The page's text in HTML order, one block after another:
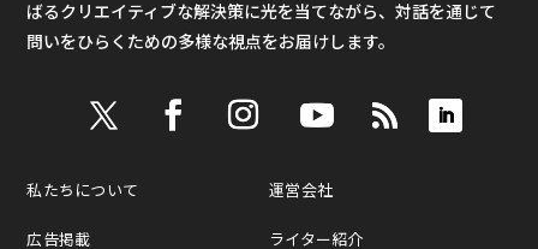
ばるクリエイティブな解決策に光を当てながら、対話を通じて
問いをひらくための多様な視点をお届けします。
私たちについて
広告掲載
運営会社
ライター紹介